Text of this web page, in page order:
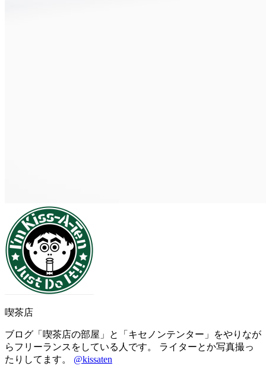
喫茶店
ブログ「喫茶店の部屋」と「キセノンテンター」をやりなが
らフリーランスをしている人です。 ライターとか写真撮っ
たりしてます。 @kissaten